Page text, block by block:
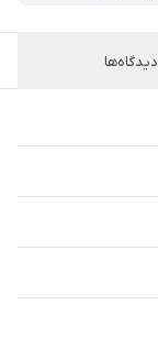
دیدگاه‌ها